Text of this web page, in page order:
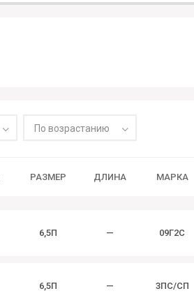
По возрастанию
РАЗМЕР ДЛИНА МАРКА
6,5П — 09Г2С
6,5П — 3ПС/СП